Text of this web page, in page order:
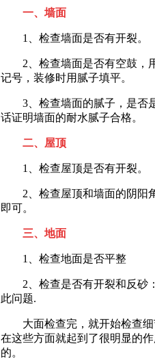
一、墙面
1、检查墙面是否有开裂。
2、检查墙面是否有空鼓，用
记号，装修时用腻子填平。
3、检查墙面的腻子，是否是
话证明墙面的耐水腻子合格。
二、屋顶
1、检查屋顶是否有开裂。
2、检查屋顶和墙面的阴阳
即可。
三、地面
1、检查地面是否平整
2、检查是否有开裂和反砂：
此问题.
大面检查完，就开始检查细
在这些方面就起到了很明显的
的。